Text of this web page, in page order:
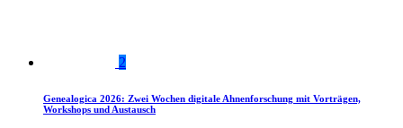
2
Genealogica 2026: Zwei Wochen digitale Ahnenforschung mit Vorträgen,
Workshops und Austausch